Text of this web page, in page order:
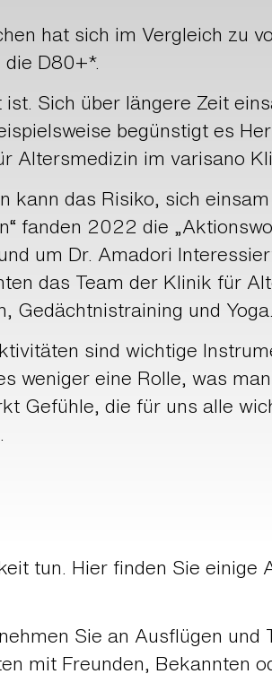
hat sich im Vergleich zu
D80+*.
Sich über längere Zeit
begünstigt es
Altersmedizin im varisano
kann das Risiko, sich
fanden 2022 die
um Dr. Amadori
das Team der Klinik für
Gedächtnistraining und Yoga.
sind wichtige
weniger eine Rolle, was
Gefühle, die für uns alle
tun. Hier finden Sie einige
Sie an Ausflügen und
mit Freunden, Bekannten